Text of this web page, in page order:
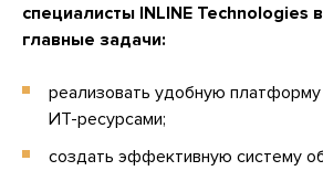
специалисты INLINE Technologies
главные задачи:
реализовать удобную
ИТ-ресурсами;
создать эффективную систему